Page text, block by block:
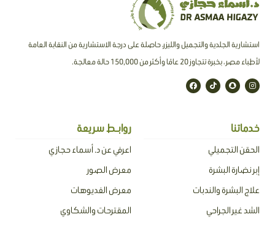
استشارية الجلدية والتجميل والليزر، حاصلة على درجة الاستشارية من النقابة العامة
لأطباء مصر ، بخبرة تتجاوز 20 عامًا وأكثر من 150,000 حالة معالجة.
I
n
s
a
S
n
a
a
t
T
i
k
F
a
c
خدماتنا
الحقن التجميلي
إبر نضارة البشرة
علاج البشرة والندبات
الشد غير الجراحي
روابـط سريعة
اعرفي عن د. أسماء حجازي
معرض الصور
معرض الفديوهات
المقترحات والشكاوي